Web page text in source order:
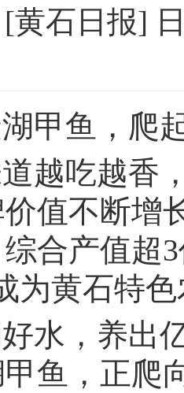
黄石日报​​]
甲鱼，爬
越吃越香
值不断增
合产值超
为黄石特
水，养出
鱼，正爬